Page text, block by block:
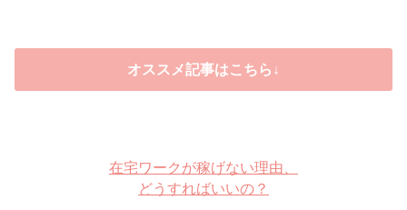
オススメ記事はこちら↓
在宅ワークが稼げない理由、
どうすればいいの？